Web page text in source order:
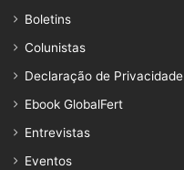
Boletins
Colunistas
Declaração de Privacidade
Ebook GlobalFert
Entrevistas
Eventos